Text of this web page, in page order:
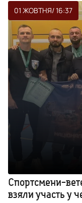
01 ЖОВТНЯ/ 16:37
Спортсмени-
взяли участь у